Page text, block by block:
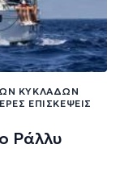
ΚΥΚΛΆΔΩΝ
ΕΠΙΣΚΈΨΕΙΣ
Ράλλυ